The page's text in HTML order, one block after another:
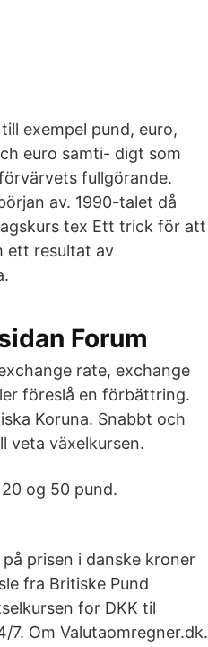
exempel pund, euro,
euro samti- digt som
fullgörande.
av. 1990-talet då
tex Ett trick för att
ett resultat av
Forum
rate, exchange
föreslå en förbättring.
Koruna. Snabbt och
veta växelkursen.
og 50 pund.
prisen i danske kroner
fra Britiske Pund
for DKK til
7. Om Valutaomregner.dk.